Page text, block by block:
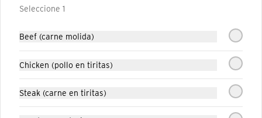
Conócenos
Trabaja con nosotros
Seleccione 1
Beef (carne molida)
Chicken (pollo en tiritas)
Steak (carne en tiritas)